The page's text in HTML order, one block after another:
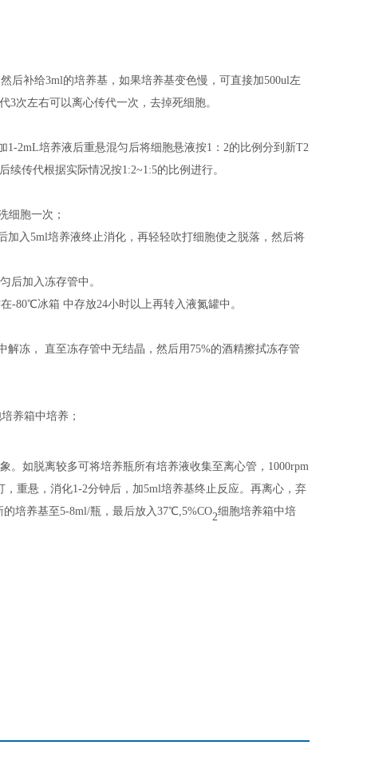
后补给3ml的培养基，如果培养基变色慢，可直接加500ul左
次左右可以离心传代一次，去掉死细胞。
1-2mL培养液后重悬混匀后将细胞悬液按1：2的比例分到新T2
传代根据实际情况按1:2~1:5的比例进行。
细胞一次；
加入5ml培养液终止消化，再轻轻吹打细胞使之脱落，然后将
后加入冻存管中。
-80℃冰箱 中存放24小时以上再转入液氮罐中。
解冻， 直至冻存管中无结晶，然后用75%的酒精擦拭冻存管
养箱中培养；
。如脱离较多可将培养瓶所有培养液收集至离心管， 1000rpm
，重悬，消化1-2分钟后，加5ml培养基终止反应。再离心，弃
培养基至5-8ml/瓶，最后放入37℃,5%CO2细胞培养箱中培